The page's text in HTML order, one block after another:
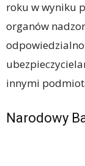
roku w wyniku
organów
innymi
Narodowy